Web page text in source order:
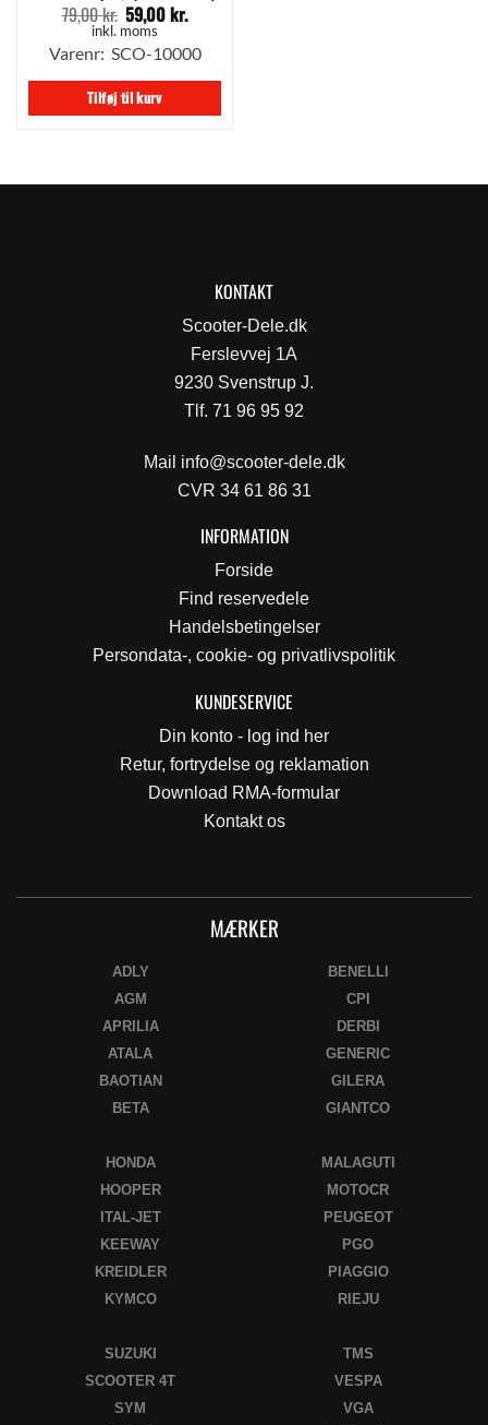
79,00kr. Den
oprindelige
pris
var:
79,00 kr..
59,00kr.
pris
er:
59,00 kr..
inkl. moms
Varenr: SCO-10000
Tilføj til kurv
KONTAKT
Scooter-Dele.dk
Ferslevvej 1A
9230 Svenstrup J.
Tlf. 71 96 95 92
Mail info@scooter-dele.dk
CVR 34 61 86 31
INFORMATION
Forside
Find reservedele
Handelsbetingelser
Persondata-, cookie- og privatlivspolitik
KUNDESERVICE
Din konto - log ind her
Retur, fortrydelse og reklamation
Download RMA-formular
Kontakt os
MÆRKER
ADLY
AGM
APRILIA
ATALA
BAOTIAN
BETA
BENELLI
CPI
DERBI
GENERIC
GILERA
GIANTCO
HONDA
HOOPER
ITAL-JET
KEEWAY
KREIDLER
KYMCO
MALAGUTI
MOTOCR
PEUGEOT
PGO
PIAGGIO
RIEJU
SUZUKI
SCOOTER 4T
SYM
TMS
VESPA
VGA